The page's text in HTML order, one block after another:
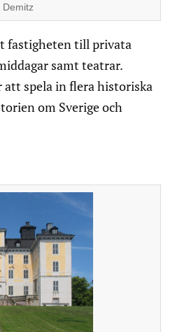
Demitz
fastigheten till privata
samt teatrar.
spela in flera historiska
om Sverige och